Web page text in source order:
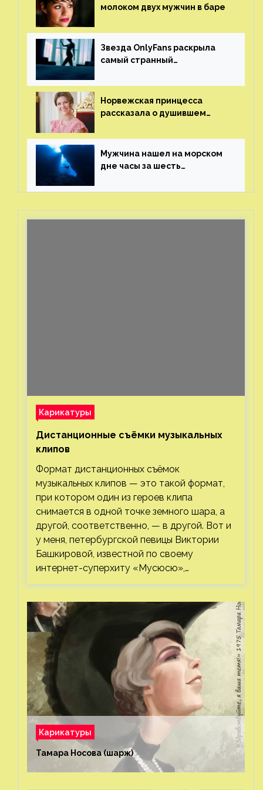
молоком двух мужчин в баре
Звезда OnlyFans раскрыла
самый странный
от фаната
Норвежская принцесса
рассказала о душившем
генерала
Мужчина нашел на морском
дне часы за шесть
с помощью пластиковых
Карикатуры
Дистанционные съёмки музыкальных
клипов⁠⁠
Формат дистанционных съёмок
музыкальных клипов — это такой формат,
при котором один из героев клипа
снимается в одной точке земного шара, а
другой, соответственно, — в другой. Вот и
у меня, петербургской певицы Виктории
Башкировой, известной по своему
интернет-суперхиту «Мусюсю»,…
Карикатуры
Тамара Носова (шарж)⁠⁠